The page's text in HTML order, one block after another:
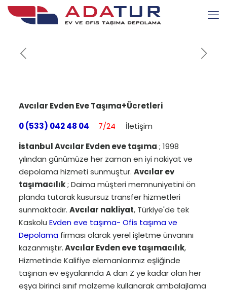
Avcılar Evden Eve Taşıma+Ücretleri
0 (533) 042 48 04
7/24 İletişim
İstanbul Avcılar Evden eve taşıma ; 1998
yılından günümüze her zaman en iyi nakiyat ve
depolama hizmeti sunmuştur. Avcılar ev
taşımacılık; Daima müşteri memnuniyetini ön
planda tutarak kusursuz transfer hizmetleri
sunmaktadır. Avcılar nakliyat, Türkiye'de tek
Kaskolu Evden eve taşıma- Ofis taşıma ve
Depolamafirması olarak yerel işletme ünvanını
kazanmıştır.Avcılar Evden eve taşımacılık,
Hizmetinde Kalifiye elemanlarımız eşliğinde
taşınan ev eşyalarında A dan Z ye kadar olan her
eşya birinci sınıf malzeme kullanarak ambalajlama